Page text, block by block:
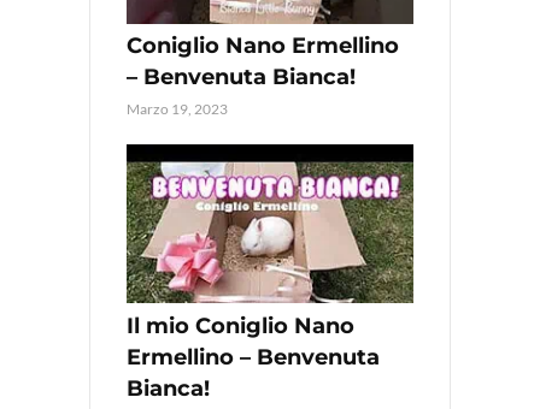
Coniglio Nano Ermellino
– Benvenuta Bianca!
Marzo 19, 2023
Il mio Coniglio Nano
Ermellino – Benvenuta
Bianca!